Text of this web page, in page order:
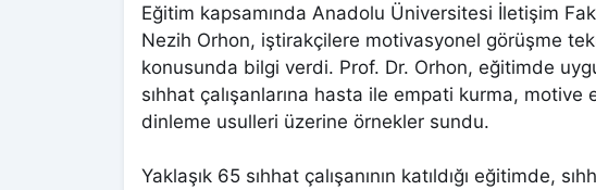
Eğitim kapsamında Anadolu Üniversitesi İletişim
Nezih Orhon, iştirakçilere motivasyonel görüşme
konusunda bilgi verdi. Prof. Dr. Orhon, eğitimde
sıhhat çalışanlarına hasta ile empati kurma,
dinleme usulleri üzerine örnekler sundu.
Yaklaşık 65 sıhhat çalışanının katıldığı eğitimde,